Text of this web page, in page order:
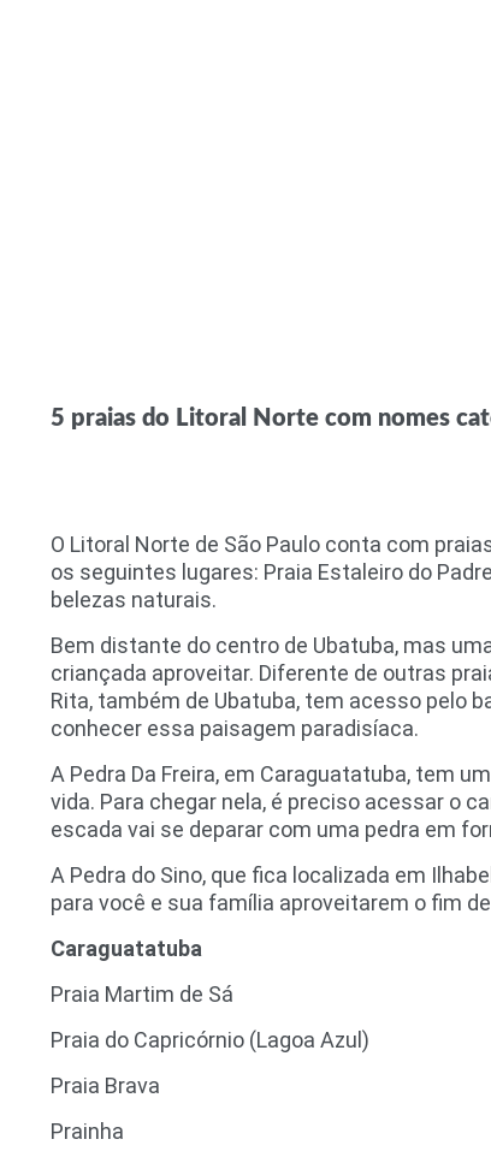
5 praias do Litoral Norte com nomes
O Litoral Norte de São Paulo conta com
os seguintes lugares: Praia Estaleiro do
belezas naturais.
Bem distante do centro de Ubatuba, mas
criançada aproveitar. Diferente de outras
Rita, também de Ubatuba, tem acesso pelo
conhecer essa paisagem paradisíaca.
A Pedra Da Freira, em Caraguatatuba, tem
vida. Para chegar nela, é preciso acessar o
escada vai se deparar com uma pedra em
A Pedra do Sino, que fica localizada em
para você e sua família aproveitarem o fim
Caraguatatuba
Praia Martim de Sá
Praia do Capricórnio (Lagoa Azul)
Praia Brava
Prainha